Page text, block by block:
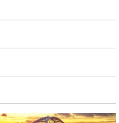
khai lấy mẫu hài cốt liệt sĩ